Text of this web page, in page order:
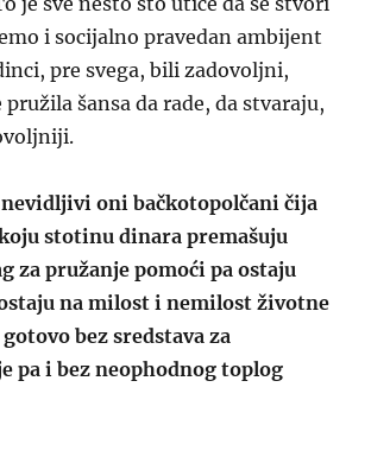
i socijalno pravedan ambijent
pre svega, bili zadovoljni,
šansa da rade, da stvaraju,
nevidljivi oni bačkotopolčani čija
stotinu dinara premašuju
za pružanje pomoći pa ostaju
na milost i nemilost životne
bez sredstava za
pa i bez neophodnog toplog